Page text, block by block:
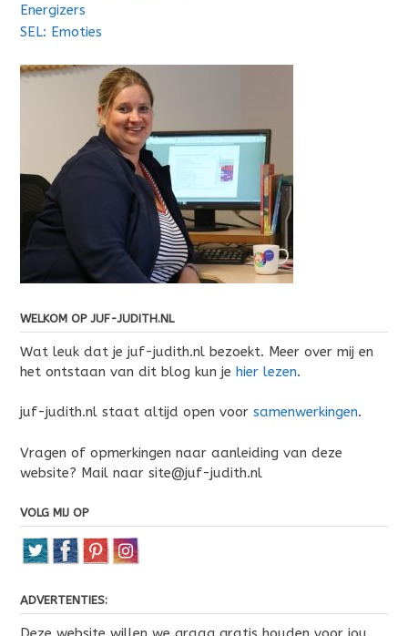
Energizers
SEL: Emoties
WELKOM OP JUF-JUDITH.NL
Wat leuk dat je juf-judith.nl bezoekt. Meer over mij en
het ontstaan van dit blog kun je hier lezen.
juf-judith.nl staat altijd open voor samenwerkingen.
Vragen of opmerkingen naar aanleiding van deze
website? Mail naar site@juf-judith.nl
VOLG MIJ OP
ADVERTENTIES: